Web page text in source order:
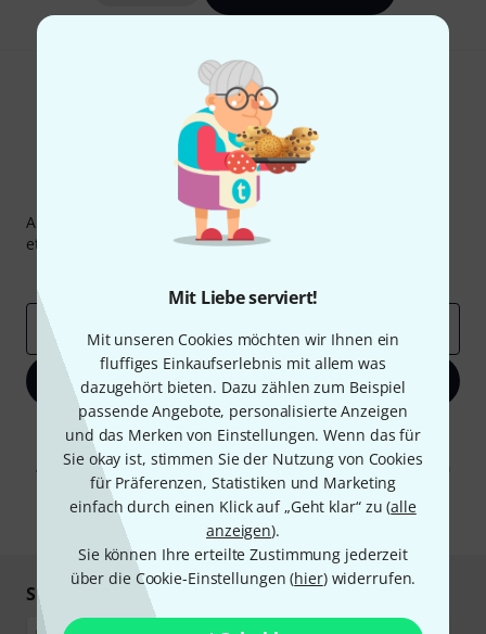
Mit Liebe serviert!
Mit unseren Cookies möchten wir Ihnen ein
fluffiges Einkaufserlebnis mit allem was
dazugehört bieten. Dazu zählen zum Beispiel
passende Angebote, personalisierte Anzeigen
und das Merken von Einstellungen. Wenn das für
Sie okay ist, stimmen Sie der Nutzung von Cookies
für Präferenzen, Statistiken und Marketing
einfach durch einen Klick auf „Geht klar“ zu (alle
anzeigen).
Sie können Ihre erteilte Zustimmung jederzeit
über die Cookie-Einstellungen (hier) widerrufen.
Thomann Newsletter
Abonniere den Thomann Newsletter und gewinne mit
etwas Glück einen von50 Gutscheinen
E-Mail-Adresse
Jetzt anmelden
Mit Klick auf „Jetzt anmelden“ stimmen Sie dem Erhalt von E-Mail-
Werbung und einer Messung des E-Mail-Nutzungsverhaltens zu. Die
Abmeldung ist jederzeit möglich. Weitere Informationen finden Sie in
unserenDatenschutzhinweisen.
Sicher einkaufen & bezahlen